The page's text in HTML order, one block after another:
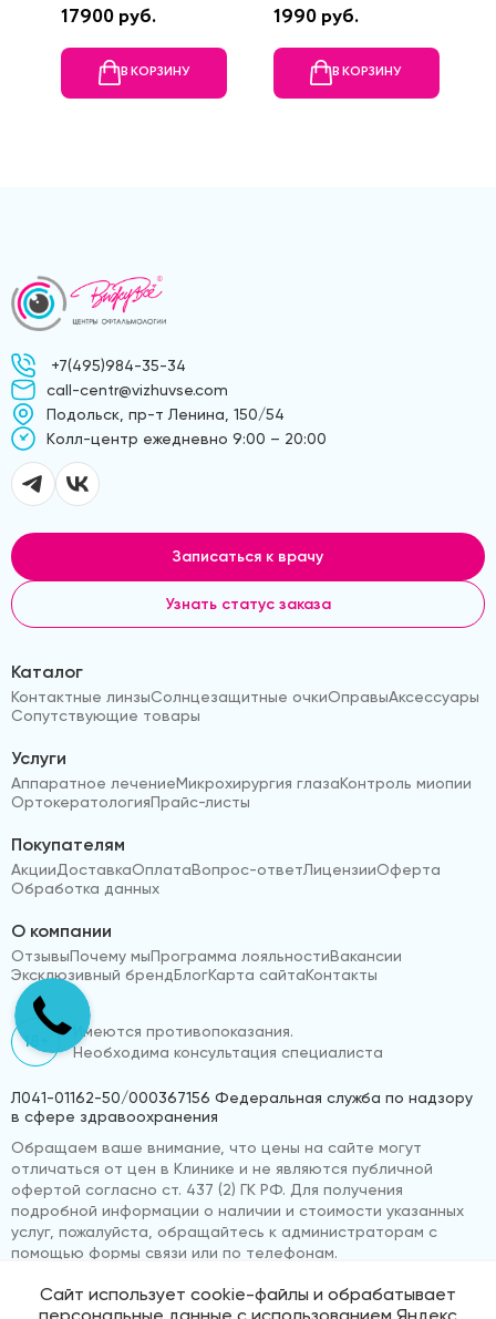
17900 руб.
В КОРЗИНУ
1990 руб.
В КОРЗИНУ
+7(495)984-35-34
call-centr@vizhuvse.com
Подольск, пр-т Ленина, 150/54
Kолл-центр ежедневно 9:00 – 20:00
Записаться к врачу
Узнать статус заказа
Каталог
Контактные линзыСолнцезащитные очкиОправыАксессуары
Сопутствующие товары
Услуги
Аппаратное лечениеМикрохирургия глазаКонтроль миопии
ОртокератологияПрайс-листы
Покупателям
АкцииДоставкаОплатаВопрос-ответЛицензииОферта
Обработка данных
О компании
ОтзывыПочему мыПрограмма лояльностиВакансии
Эксклюзивный брендБлогКарта сайтаКонтакты
18+
Имеются противопоказания.
Необходима консультация специалиста
Л041-01162-50/000367156 Федеральная служба по надзору
в сфере здравоохранения
Обращаем ваше внимание, что цены на сайте могут
отличаться от цен в Клинике и не являются публичной
офертой согласно ст. 437 (2) ГК РФ. Для получения
подробной информации о наличии и стоимости указанных
услуг, пожалуйста, обращайтесь к администраторам с
помощью формы связи или по телефонам.
Сайт использует cookie-файлы и обрабатывает